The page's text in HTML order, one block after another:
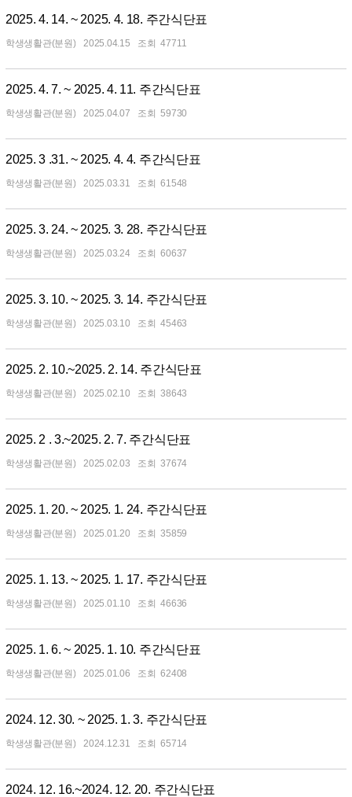
2025. 4. 14. ~ 2025. 4. 18. 주간식단표
학생생활관(분원) 2025.04.15 47711
2025. 4. 7. ~ 2025. 4. 11. 주간식단표
학생생활관(분원) 2025.04.07 59730
2025. 3 .31. ~ 2025. 4. 4. 주간식단표
학생생활관(분원) 2025.03.31 61548
2025. 3. 24. ~ 2025. 3. 28. 주간식단표
학생생활관(분원) 2025.03.24 60637
2025. 3. 10. ~ 2025. 3. 14. 주간식단표
학생생활관(분원) 2025.03.10 45463
2025. 2. 10.~2025. 2. 14. 주간식단표
학생생활관(분원) 2025.02.10 38643
2025. 2 . 3.~2025. 2. 7. 주간식단표
학생생활관(분원) 2025.02.03 37674
2025. 1. 20. ~ 2025. 1. 24. 주간식단표
학생생활관(분원) 2025.01.20 35859
2025. 1. 13. ~ 2025. 1. 17. 주간식단표
학생생활관(분원) 2025.01.10 46636
2025. 1. 6. ~ 2025. 1. 10. 주간식단표
학생생활관(분원) 2025.01.06 62408
2024. 12. 30. ~ 2025. 1. 3. 주간식단표
학생생활관(분원) 2024.12.31 65714
2024. 12. 16.~2024. 12. 20. 주간식단표